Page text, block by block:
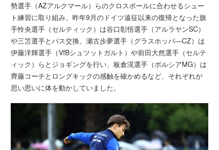
勢選手（AZアルクマール）らのクロスボールに合わせるシュー
ト練習に取り組み、昨年9月のドイツ遠征以来の復帰となった旗
手怜央選手（セルティック）は谷口彰悟選手（アルラヤンSC）
や三笘選手とパス交換。瀬古歩夢選手（グラスホッパ―CZ）は
伊藤洋輝選手（VfBシュツットガルト）や前田大然選手（セルテ
ィック）らとジョギングを行い、板倉滉選手（ボルシアMG）は
齊藤コーチとロングキックの感触を確かめるなど、それぞれが
思い思いに体を動かしていました。